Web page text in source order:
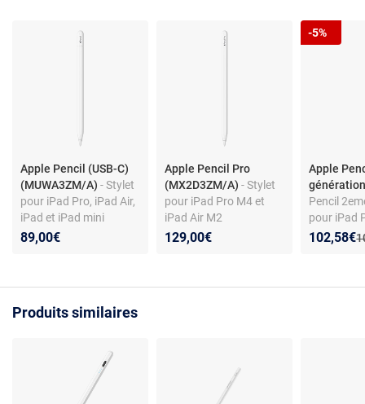
Apple Pencil (USB-C)
(MUWA3ZM/A) - Stylet
pour iPad Pro, iPad Air,
iPad et iPad mini
89,00€
Apple Pencil Pro
(MX2D3ZM/A)- Stylet
pour iPad Pro M4 et
iPad Air M2
129,00€
Apple
Pencil
pour iPad
Nouveau
102,58€
-5%
Produits similaires